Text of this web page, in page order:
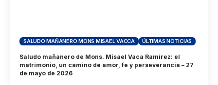
SALUDO MAÑANERO MONS MISAEL VACCA ÚLTIMAS NOTICIAS
Saludo mañanero de Mons. Misael Vaca Ramírez: el
matrimonio, un camino de amor, fe y perseverancia – 27
de mayo de 2026